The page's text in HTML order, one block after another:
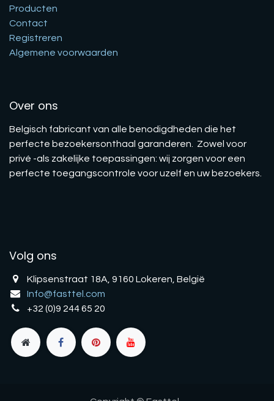
Producten
Contact
Registreren
Algemene voorwaarden
Over ons
Belgisch fabricant van alle benodigdheden die het
perfecte bezoekersonthaal garanderen. Zowel voor
privé -als zakelijke toepassingen: wij zorgen voor een
perfecte toegangscontrole voor uzelf en uw bezoekers.
Volg ons
Klipsenstraat 18A, 9160 Lokeren, België
Info@fasttel.com
+32 (0)9 244 65 20